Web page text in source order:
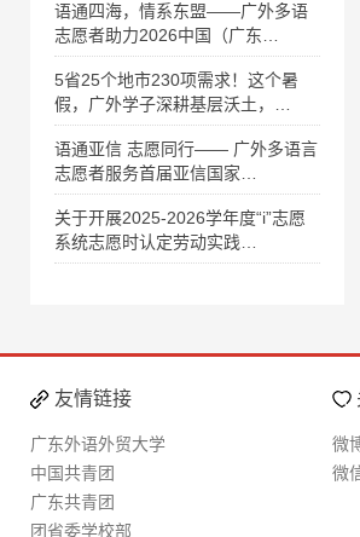
语通四海，情系东盟——广外多语
志愿者助力2026中国（广东…
5省25个地市230项需求！这个暑
假，广外学子深耕基层沃土，…
语通亚信 志愿同行—— 广外多语言
志愿者服务首届亚信国家…
关于开展2025-2026学年度“i”志愿
系统志愿时认定劳动实践…
友情链接
广东外语外贸大学
中国共青团
广东共青团
团省委学校部
微
微